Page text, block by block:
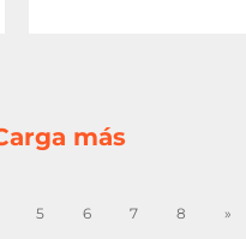
más
5 6 7 8 »